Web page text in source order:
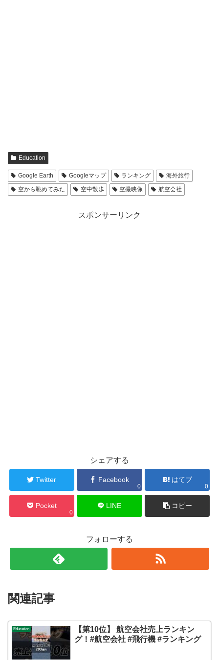
Education
Google Earth Googleマップ ランキング
海外旅行
空から眺めてみた
空中散歩 空撮映像 航空会社
スポンサーリンク
シェアする
Twitter Facebook
0
はてブ
0
Pocket
0
LINE コピー
フォローする
関連記事
Education
【第10位】 航空会社売上ランキン
グ！#航空会社 #飛行機 #ランキング